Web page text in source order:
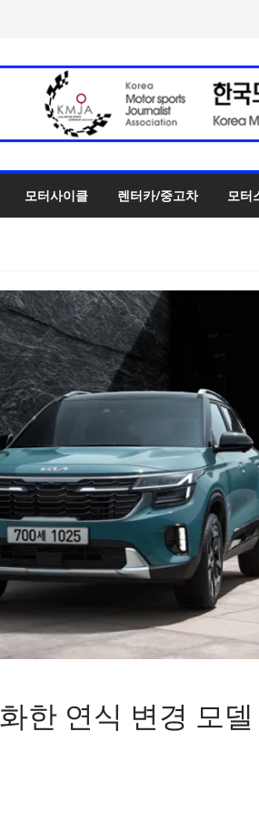
모터사이클 렌터카/중고차 모터
한 연식 변경 모델